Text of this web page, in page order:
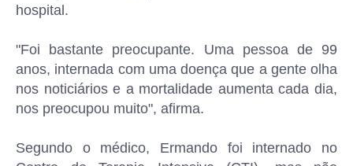
hospital.
"Foi bastante preocupante. Uma pessoa de 99
anos, internada com uma doença que a gente olha
nos noticiários e a mortalidade aumenta cada dia,
nos preocupou muito", afirma.
Segundo o médico, Ermando foi internado no